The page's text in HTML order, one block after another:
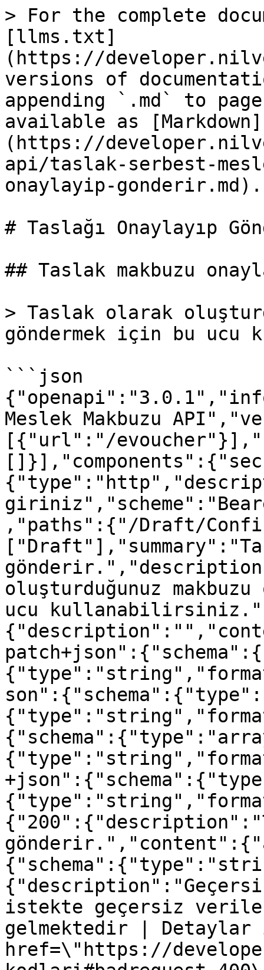
> For the complete
[llms.txt]
(https://
versions of
appending `.md` to
available as [Markdown]
(https://
api/taslak-serbest-
onaylayip-gonderir.md).
# Taslağı Onaylayıp
## Taslak makbuzu
> Taslak olarak
göndermek için bu
```json
Meslek Makbuzu
[{"url":"/
,"paths":{"/Draft/
oluşturduğunuz
ucu
istekte geçersiz veriler
gelmektedir |
href=\"https://